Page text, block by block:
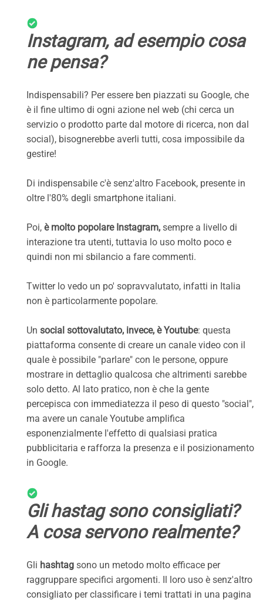
Instagram, ad esempio cosa
ne pensa?
Indispensabili? Per essere ben piazzati su Google, che
è il fine ultimo di ogni azione nel web (chi cerca un
servizio o prodotto parte dal motore di ricerca, non dal
social), bisognerebbe averli tutti, cosa impossibile da
gestire!
Di indispensabile c'è senz'altro Facebook, presente in
oltre l'80% degli smartphone italiani.
Poi, è molto popolare Instagram, sempre a livello di
interazione tra utenti, tuttavia lo uso molto poco e
quindi non mi sbilancio a fare commenti.
Twitter lo vedo un po' sopravvalutato, infatti in Italia
non è particolarmente popolare.
Un social sottovalutato, invece, è Youtube: questa
piattaforma consente di creare un canale video con il
quale è possibile "parlare" con le persone, oppure
mostrare in dettaglio qualcosa che altrimenti sarebbe
solo detto. Al lato pratico, non è che la gente
percepisca con immediatezza il peso di questo "social",
ma avere un canale Youtube amplifica
esponenzialmente l'effetto di qualsiasi pratica
pubblicitaria e rafforza la presenza e il posizionamento
in Google.
Gli hastag sono consigliati?
A cosa servono realmente?
Gli hashtag sono un metodo molto efficace per
raggruppare specifici argomenti. Il loro uso è senz'altro
consigliato per classificare i temi trattati in una pagina